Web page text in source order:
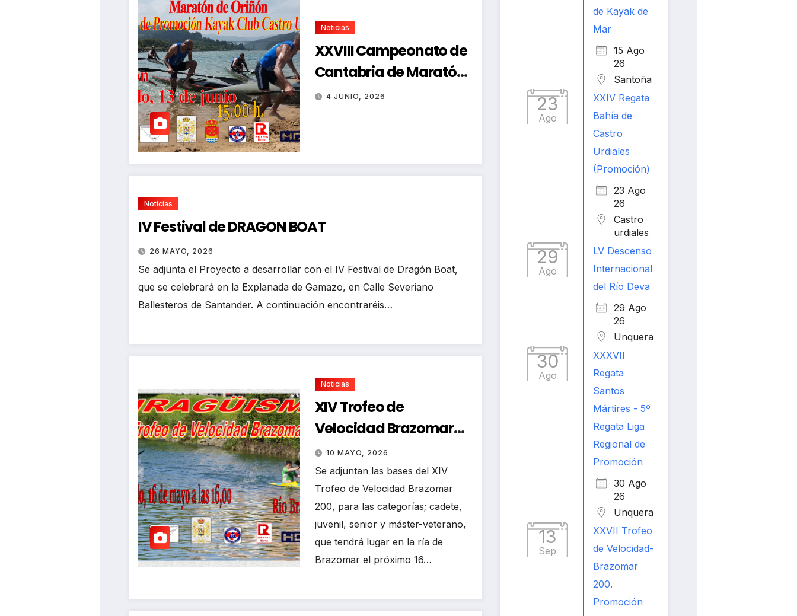
Noticias
XXVIII Campeonato de
Cantabria de Maratón-
Regata de Promoción
4 JUNIO, 2026
Noticias
IV Festival de DRAGON BOAT
26 MAYO, 2026
Se adjunta el Proyecto a desarrollar con el IV Festival de Dragón Boat,
que se celebrará en la Explanada de Gamazo, en Calle Severiano
Ballesteros de Santander. A continuación encontraréis…
Noticias
XIV Trofeo de
Velocidad Brazomar
20010 MAYO, 2026
Se adjuntan las bases del XIV
Trofeo de Velocidad Brazomar
200, para las categorías; cadete,
juvenil, senior y máster-veterano,
que tendrá lugar en la ría de
Brazomar el próximo 16…
de Kayak de
Mar
15 Ago
26
Santoña
23
Ago
XXIV Regata
Bahía de
Castro
Urdiales
(Promoción)
23 Ago
26
Castro
urdiales
29
Ago
LV Descenso
Internacional
del Río Deva
29 Ago
26
Unquera
30
Ago
XXXVII
Regata
Santos
Mártires - 5º
Regata Liga
Regional de
Promoción
30 Ago
26
Unquera
13
Sep
XXVII Trofeo
de Velocidad-
Brazomar
200.
Promoción